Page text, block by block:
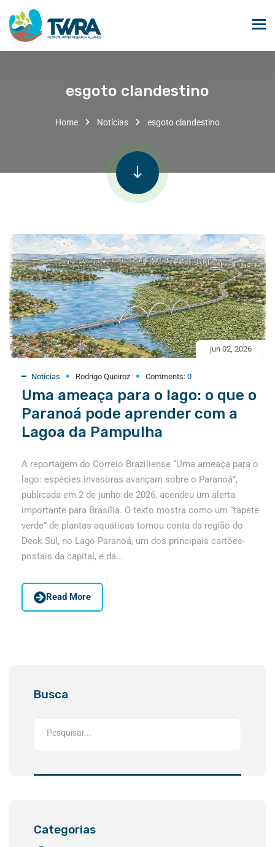
esgoto clandestino
Home Notícias esgoto clandestino
jun 02, 2026
Notícias Rodrigo Queiroz Comments: 0
Uma ameaça para o lago: o que o
Paranoá pode aprender com a
Lagoa da Pampulha
A reportagem do Correio Braziliense “Uma ameaça para o
lago: espécies invasoras avançam sobre o Paranoá”,
publicada em 2 de junho de 2026, acendeu um alerta
importante para Brasília. O texto mostra como um “tapete
verde” de plantas aquáticas tomou conta da região do
Deck Sul, no Lago Paranoá, um dos principais cartões-
postais da capital, e dá...
Read More
Busca
Categorias